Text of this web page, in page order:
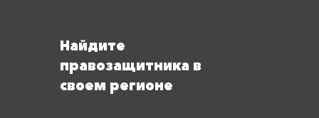
Найдите
правозащитника в
своем регионе